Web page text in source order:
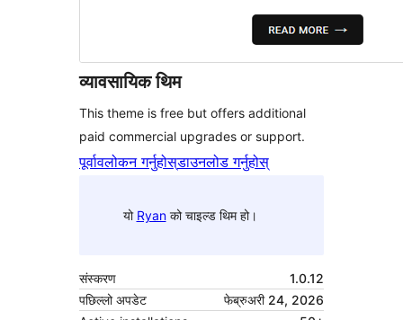
व्यावसायिक थिम
This theme is free but offers additional
paid commercial upgrades or support.
पूर्वावलोकन गर्नुहोस्डाउनलोड गर्नुहोस्
यो Ryanको चाइल्ड थिम हो।
संस्करण
1.0.12
पछिल्लो अपडेट
फेब्रुअरी 24, 2026